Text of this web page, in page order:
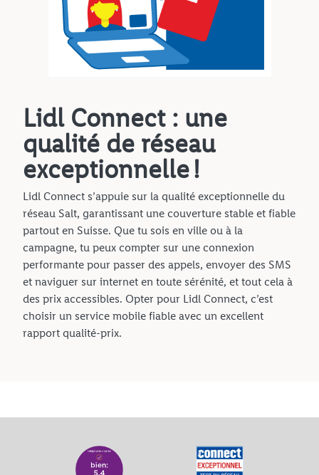
Lidl Connect : une
qualité de réseau
exceptionnelle !
Lidl Connect s’appuie sur la qualité exceptionnelle du
réseau Salt, garantissant une couverture stable et fiable
partout en Suisse. Que tu sois en ville ou à la
campagne, tu peux compter sur une connexion
performante pour passer des appels, envoyer des SMS
et naviguer sur internet en toute sérénité, et tout cela à
des prix accessibles. Opter pour Lidl Connect, c’est
choisir un service mobile fiable avec un excellent
rapport qualité-prix.